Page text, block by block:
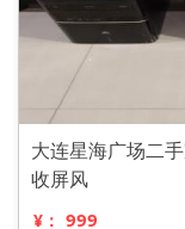
大连星海广场二
收屏风
¥： 999